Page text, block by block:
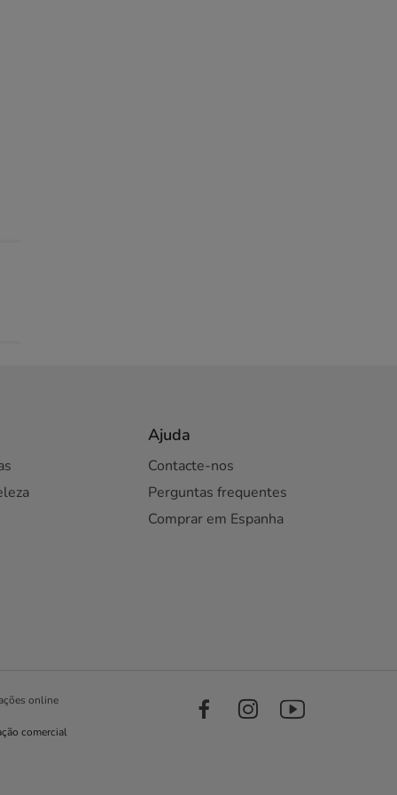
Ajuda
Contacte-nos
Perguntas frequentes
Comprar em Espanha
online
comercial